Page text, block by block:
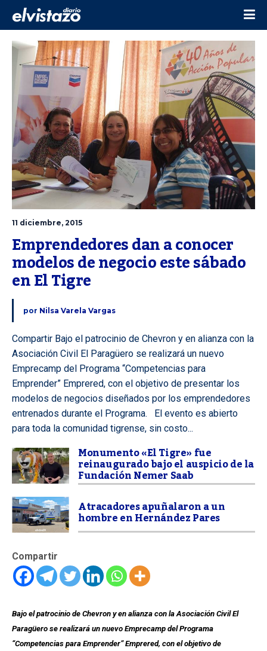
11 diciembre, 2015
Emprendedores dan a conocer
modelos de negocio este sábado
en El Tigre
por Nilsa Varela Vargas
Compartir Bajo el patrocinio de Chevron y en alianza con la
Asociación Civil El Paragüero se realizará un nuevo
Emprecamp del Programa “Competencias para
Emprender” Emprered, con el objetivo de presentar los
modelos de negocios diseñados por los emprendedores
entrenados durante el Programa. El evento es abierto
para toda la comunidad tigrense, sin costo...
Monumento «El Tigre» fue
reinaugurado bajo el auspicio de la
Fundación Nemer Saab
Atracadores apuñalaron a un
hombre en Hernández Pares
Compartir
Bajo el patrocinio de Chevron y en alianza con la Asociación Civil El
Paragüero se realizará un nuevo Emprecamp del Programa
“Competencias para Emprender” Emprered, con el objetivo de